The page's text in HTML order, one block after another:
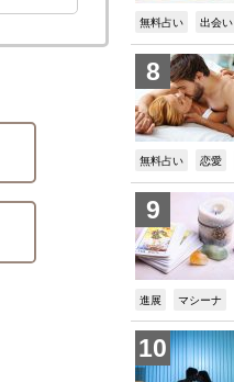
無料占い 出会い
無料占い 恋愛
進展 マシーナ